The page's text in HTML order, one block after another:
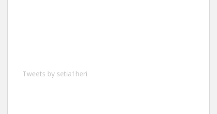
Tweets by setia1heri